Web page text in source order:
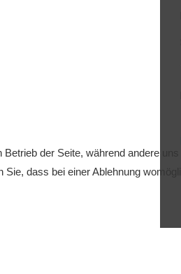
der Seite, während andere
dass bei einer Ablehnung